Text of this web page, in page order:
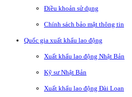
Điều khoản sử dụng
Chính sách bảo mật thông tin
Quốc gia xuất khẩu lao động
Xuất khẩu lao động Nhật Bản
Kỹ sư Nhật Bản
Xuất khẩu lao động Đài Loan